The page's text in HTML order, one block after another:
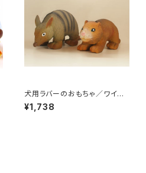
犬用ラバーのおもちゃ／ワイル
ドアニマル
¥1,738